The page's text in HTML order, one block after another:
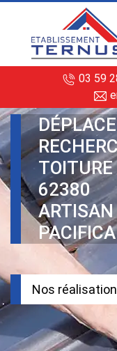
03 59
62380
ARTISAN
PACIFICA
Nos